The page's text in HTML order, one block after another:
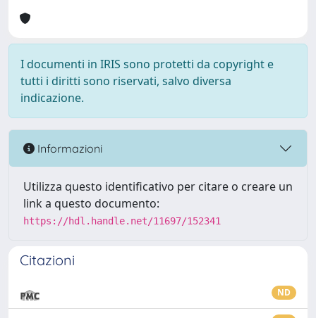
I documenti in IRIS sono protetti da copyright e
tutti i diritti sono riservati, salvo diversa
indicazione.
Informazioni
Utilizza questo identificativo per citare o creare un
link a questo documento:
https://hdl.handle.net/11697/152341
Citazioni
ND